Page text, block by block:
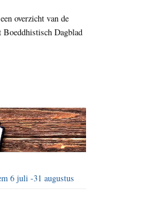
overzicht van de
Boeddhistisch Dagblad
6 juli -31 augustus